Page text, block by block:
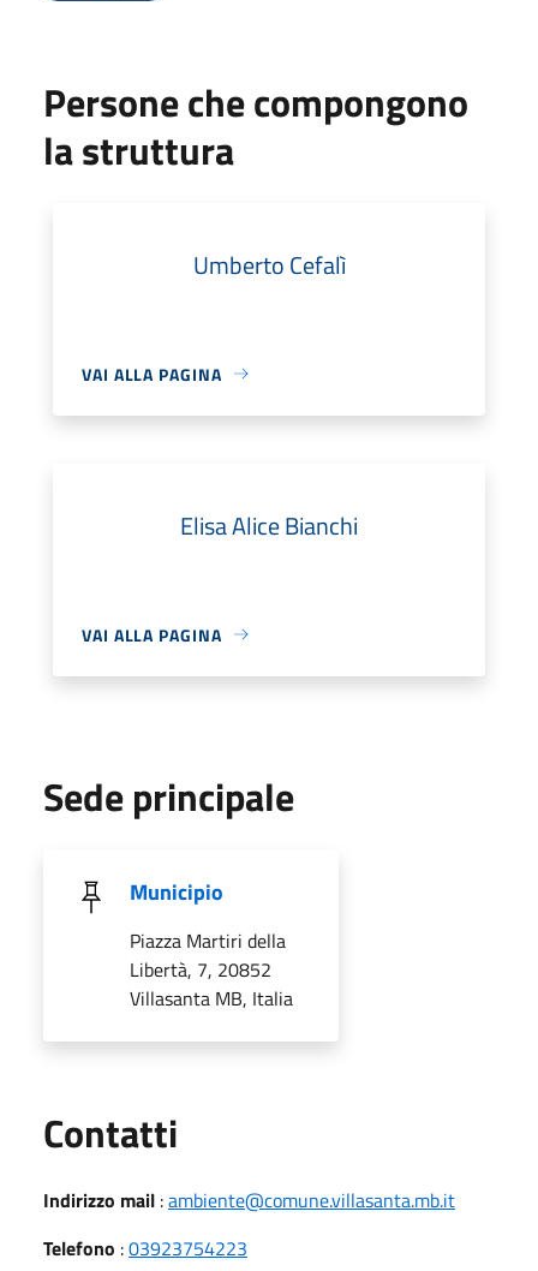
Persone che compongono
la struttura
Umberto Cefalì
VAI ALLA PAGINA
Elisa Alice Bianchi
VAI ALLA PAGINA
Sede principale
Municipio
Piazza Martiri della
Libertà, 7, 20852
Villasanta MB, Italia
Contatti
Indirizzo mail :ambiente@comune.villasanta.mb.it
Telefono :03923754223